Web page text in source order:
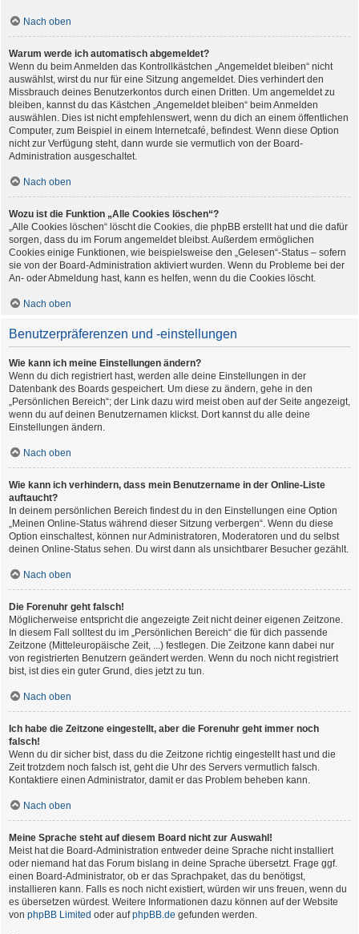
Nach oben
Warum werde ich automatisch abgemeldet?
Wenn du beim Anmelden das Kontrollkästchen „Angemeldet bleiben“ nicht
auswählst, wirst du nur für eine Sitzung angemeldet. Dies verhindert den
Missbrauch deines Benutzerkontos durch einen Dritten. Um angemeldet zu
bleiben, kannst du das Kästchen „Angemeldet bleiben“ beim Anmelden
auswählen. Dies ist nicht empfehlenswert, wenn du dich an einem öffentlichen
Computer, zum Beispiel in einem Internetcafé, befindest. Wenn diese Option
nicht zur Verfügung steht, dann wurde sie vermutlich von der Board-
Administration ausgeschaltet.
Nach oben
Wozu ist die Funktion „Alle Cookies löschen“?
„Alle Cookies löschen“ löscht die Cookies, die phpBB erstellt hat und die dafür
sorgen, dass du im Forum angemeldet bleibst. Außerdem ermöglichen
Cookies einige Funktionen, wie beispielsweise den „Gelesen“-Status – sofern
sie von der Board-Administration aktiviert wurden. Wenn du Probleme bei der
An- oder Abmeldung hast, kann es helfen, wenn du die Cookies löscht.
Nach oben
Benutzerpräferenzen und -einstellungen
Wie kann ich meine Einstellungen ändern?
Wenn du dich registriert hast, werden alle deine Einstellungen in der
Datenbank des Boards gespeichert. Um diese zu ändern, gehe in den
„Persönlichen Bereich“; der Link dazu wird meist oben auf der Seite angezeigt,
wenn du auf deinen Benutzernamen klickst. Dort kannst du alle deine
Einstellungen ändern.
Nach oben
Wie kann ich verhindern, dass mein Benutzername in der Online-Liste
auftaucht?
In deinem persönlichen Bereich findest du in den Einstellungen eine Option
„Meinen Online-Status während dieser Sitzung verbergen“. Wenn du diese
Option einschaltest, können nur Administratoren, Moderatoren und du selbst
deinen Online-Status sehen. Du wirst dann als unsichtbarer Besucher gezählt.
Nach oben
Die Forenuhr geht falsch!
Möglicherweise entspricht die angezeigte Zeit nicht deiner eigenen Zeitzone.
In diesem Fall solltest du im „Persönlichen Bereich“ die für dich passende
Zeitzone (Mitteleuropäische Zeit, ...) festlegen. Die Zeitzone kann dabei nur
von registrierten Benutzern geändert werden. Wenn du noch nicht registriert
bist, ist dies ein guter Grund, dies jetzt zu tun.
Nach oben
Ich habe die Zeitzone eingestellt, aber die Forenuhr geht immer noch
falsch!
Wenn du dir sicher bist, dass du die Zeitzone richtig eingestellt hast und die
Zeit trotzdem noch falsch ist, geht die Uhr des Servers vermutlich falsch.
Kontaktiere einen Administrator, damit er das Problem beheben kann.
Nach oben
Meine Sprache steht auf diesem Board nicht zur Auswahl!
Meist hat die Board-Administration entweder deine Sprache nicht installiert
oder niemand hat das Forum bislang in deine Sprache übersetzt. Frage ggf.
einen Board-Administrator, ob er das Sprachpaket, das du benötigst,
installieren kann. Falls es noch nicht existiert, würden wir uns freuen, wenn du
es übersetzen würdest. Weitere Informationen dazu können auf der Website
von phpBB Limited oder aufphpBB.de gefunden werden.